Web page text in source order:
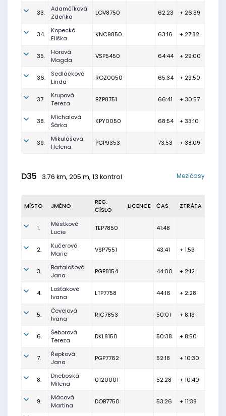
33.
Adamčíková
Zdeňka
LOV8750 62:23 + 26:39
34.
Kopecká
Eliška
KNC9850 63:16 + 27:32
35.
Horová
Magda
VSP5450 64:44 + 29:00
36.
Sedláčková
Linda
ROZ0050 65:34 + 29:50
37.
Krupová
Tereza
BZP8751 66:41 + 30:57
38.
Míchalová
Šárka
KPY0050 68:54 + 33:10
39.
Mikulášová
Helena
PGP9353 73:53 + 38:09
D35 3.76 km, 205 m, 13 kontrol Mezičasy
MÍSTO JMÉNO
REG.
ČÍSLO
LICENCE ČAS ZTRÁTA
1.
Městková
Lucie
TEP7850 41:48
2.
Kučerová
Marie
VSP7551 43:41 + 1:53
3.
Bartalošová
Jana
PGP8154 44:00 + 2:12
4.
Lošťáková
Ivana
LTP7758 44:16 + 2:28
5.
Čevelová
Ivana
RIC7853 50:01 + 8:13
6.
Šeborová
Tereza
DKL8150 50:38 + 8:50
7.
Řepková
Jana
PGP7762 52:18 + 10:30
8.
Dneboská
Milena
0120001 52:28 + 10:40
9.
Mácová
Martina
DOB7750 53:26 + 11:38